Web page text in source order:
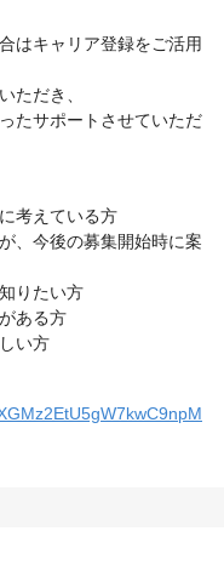
はキャリア登録をご活用
ただき、
たサポートさせていただ
考えている方
、今後の募集開始時に案
りたい方
ある方
い方